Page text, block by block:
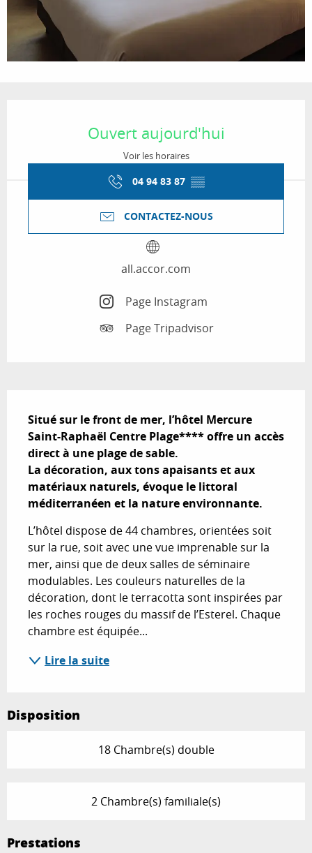
Ouvert aujourd'hui
Voir les horaires
04 94 83 87 ▒▒
CONTACTEZ-NOUS
all.accor.com
Page Instagram
Page Tripadvisor
Situé sur le front de mer, l’hôtel Mercure
Saint-Raphaël Centre Plage**** offre un accès
direct à une plage de sable.
La décoration, aux tons apaisants et aux
matériaux naturels, évoque le littoral
méditerranéen et la nature environnante.
L’hôtel dispose de 44 chambres, orientées soit
sur la rue, soit avec une vue imprenable sur la
mer, ainsi que de deux salles de séminaire
modulables. Les couleurs naturelles de la
décoration, dont le terracotta sont inspirées par
les roches rouges du massif de l’Esterel. Chaque
chambre est équipée...
Lire la suite
Disposition
18 Chambre(s) double
2 Chambre(s) familiale(s)
Prestations